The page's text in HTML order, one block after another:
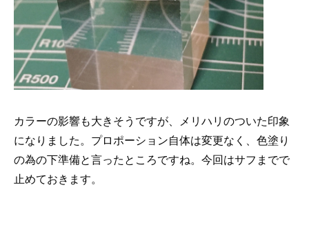
カラーの影響も大きそうですが、メリハリのついた印象
になりました。プロポーション自体は変更なく、色塗り
の為の下準備と言ったところですね。今回はサフまでで
止めておきます。